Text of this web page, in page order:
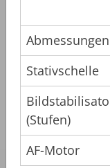
Abmessungen
Stativschelle
(Stufen)
AF-Motor